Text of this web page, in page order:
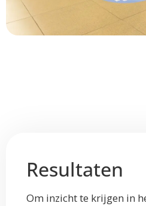
Resultaten
Om inzicht te krijgen in